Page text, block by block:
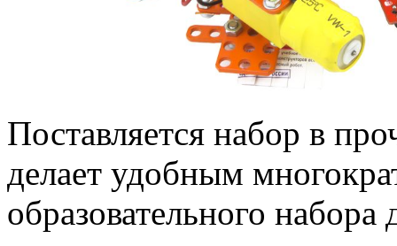
Поставляется набор в
делает удобным
образовательного набора